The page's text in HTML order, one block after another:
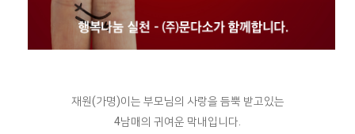
재원(가명)이는 부모님의 사랑을 듬뿍 받고있는
4남매의 귀여운 막내입니다.